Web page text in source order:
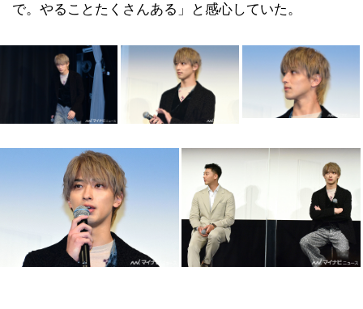
で。やることたくさんある」と感心していた。